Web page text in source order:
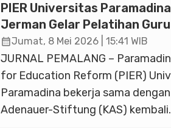
PIER Universitas
Jerman Gelar Pelatihan
Pendidikan Demokrasi
calendar_monthJumat, 8 Mei 2026 | 15:41 WIB
JURNAL PEMALANG –
for Education Reform (PIER)
Paramadina bekerja sama
Adenauer-Stiftung (KAS) kembali